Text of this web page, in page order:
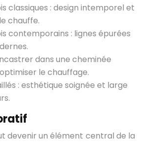
classiques : design intemporel et
chauffe.
contemporains : lignes épurées
dans une cheminée
le chauffage.
: esthétique soignée et large
devenir un élément central de la